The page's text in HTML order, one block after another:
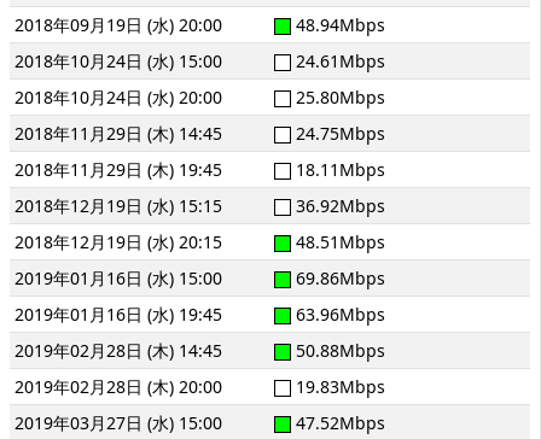
2018年09月19日 (水) 20:00
48.94Mbps
2018年10月24日 (水) 15:00
24.61Mbps
2018年10月24日 (水) 20:00
25.80Mbps
2018年11月29日 (木) 14:45
24.75Mbps
2018年11月29日 (木) 19:45
18.11Mbps
2018年12月19日 (水) 15:15
36.92Mbps
2018年12月19日 (水) 20:15
48.51Mbps
2019年01月16日 (水) 15:00
69.86Mbps
2019年01月16日 (水) 19:45
63.96Mbps
2019年02月28日 (木) 14:45
50.88Mbps
2019年02月28日 (木) 20:00
19.83Mbps
2019年03月27日 (水) 15:00
47.52Mbps